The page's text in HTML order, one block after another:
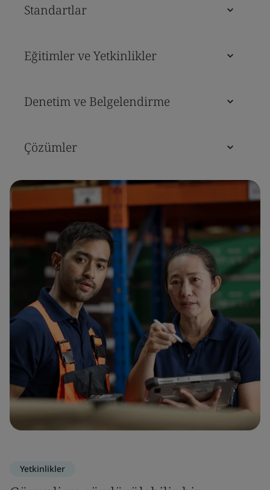
Standartlar
Eğitimler ve Yetkinlikler
Denetim ve Belgelendirme
Çözümler
Yetkinlikler